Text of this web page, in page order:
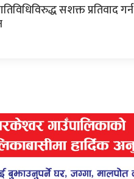
सशक्त प्रतिवाद गर्न